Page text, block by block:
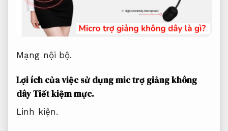
Mạng nội bộ.
Lợi ích của việc sử dụng mic trợ giảng không
dâyTiết kiệm mực.
Linh kiện.